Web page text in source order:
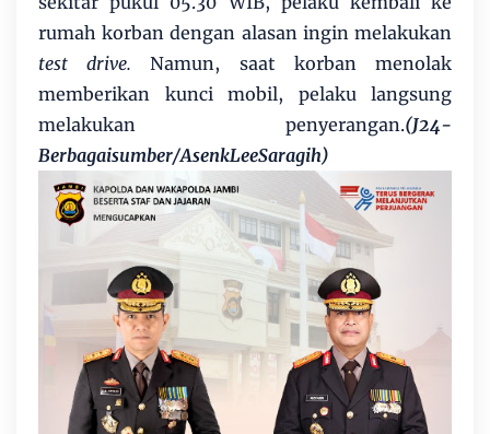
rumah korban dengan alasan ingin melakukan
test drive.Namun, saat korban menolak
memberikan kunci mobil, pelaku langsung
melakukan penyerangan.(J24-
Berbagaisumber/AsenkLeeSaragih)